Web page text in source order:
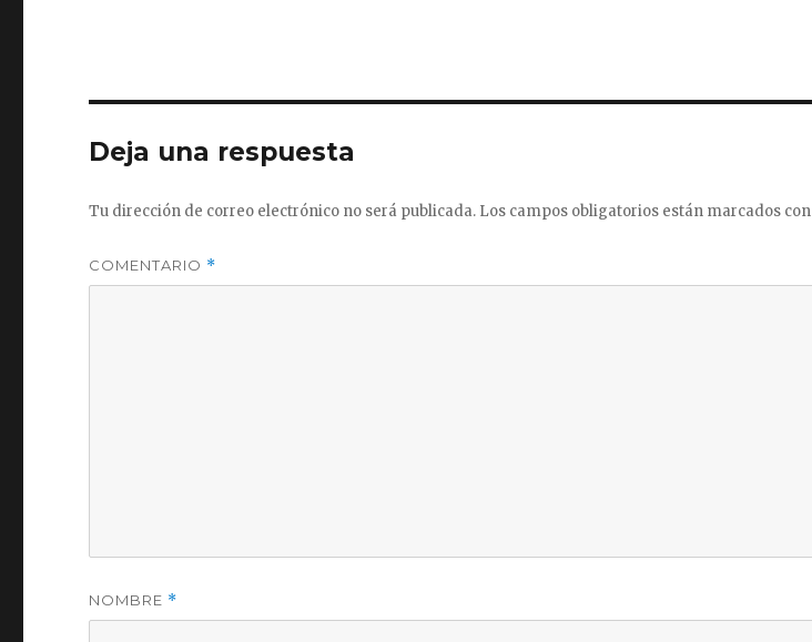
Deja una respuesta
Tu dirección de correo electrónico no será publicada. Los campos obligatorios están marcados con
COMENTARIO *
NOMBRE *